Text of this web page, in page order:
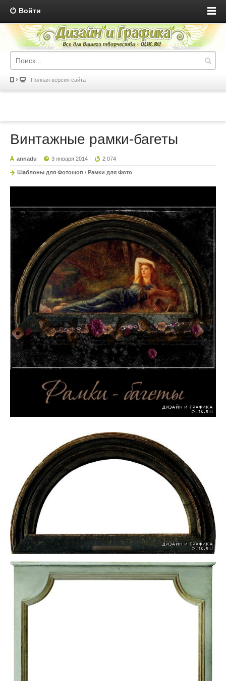
Войти
Полная версия сайта
Винтажные рамки-багеты
annadu 3 января 2014 2 074
Шаблоны для Фотошоп / Рамки для Фото